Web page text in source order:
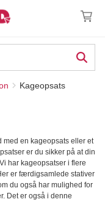
Kageopsats
en kageopsats eller et
er du sikker på at din
har kageopsatser i flere
er færdigsamlede stativer
du også har mulighed for
Det er også i denne